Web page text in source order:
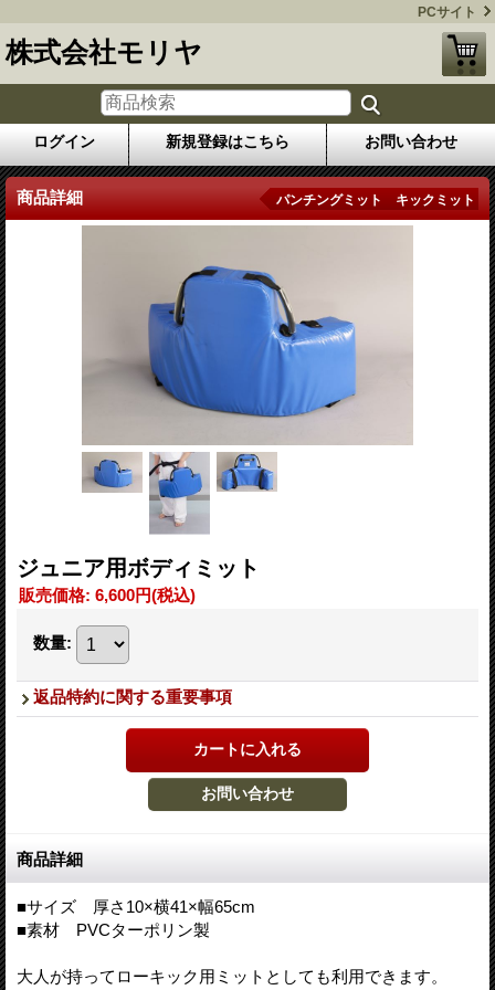
PCサイト
株式会社モリヤ
ログイン 新規登録はこちら お問い合わせ
商品詳細 パンチングミット キックミット
ジュニア用ボディミット
販売価格: 6,600円(税込)
数量:
返品特約に関する重要事項
商品詳細
■サイズ 厚さ10×横41×幅65cm
■素材 PVCターポリン製
大人が持ってローキック用ミットとしても利用できます。